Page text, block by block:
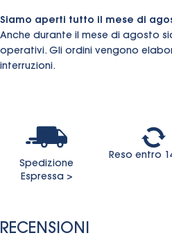
Siamo aperti tutto il mese di
Anche durante il mese di agosto
operativi. Gli ordini vengono
interruzioni.
Spedizione
Espressa >
Reso entro
RECENSIONI